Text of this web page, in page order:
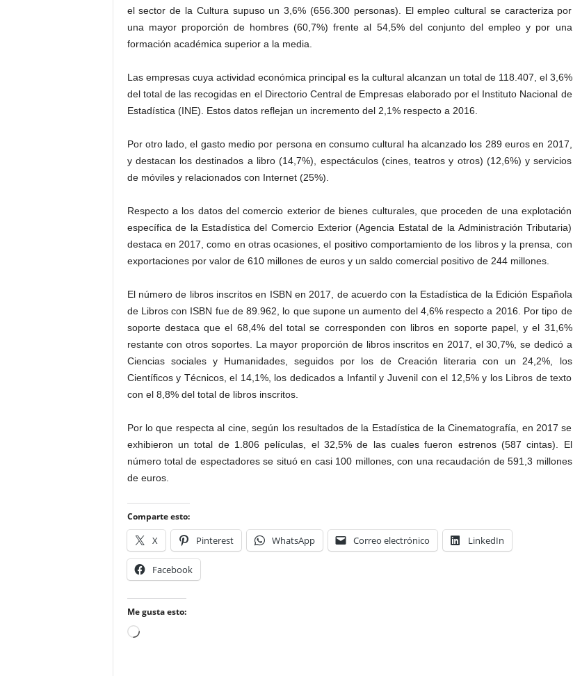
el sector de la Cultura supuso un 3,6% (656.300 personas). El empleo cultural se caracteriza por
una mayor proporción de hombres (60,7%) frente al 54,5% del conjunto del empleo y por una
formación académica superior a la media.
Las empresas cuya actividad económica principal es la cultural alcanzan un total de 118.407, el 3,6%
del total de las recogidas en el Directorio Central de Empresas elaborado por el Instituto Nacional de
Estadística (INE). Estos datos reflejan un incremento del 2,1% respecto a 2016.
Por otro lado, el gasto medio por persona en consumo cultural ha alcanzado los 289 euros en 2017,
y destacan los destinados a libro (14,7%), espectáculos (cines, teatros y otros) (12,6%) y servicios
de móviles y relacionados con Internet (25%).
Respecto a los datos del comercio exterior de bienes culturales, que proceden de una explotación
específica de la Estadística del Comercio Exterior (Agencia Estatal de la Administración Tributaria)
destaca en 2017, como en otras ocasiones, el positivo comportamiento de los libros y la prensa, con
exportaciones por valor de 610 millones de euros y un saldo comercial positivo de 244 millones.
El número de libros inscritos en ISBN en 2017, de acuerdo con la Estadística de la Edición Española
de Libros con ISBN fue de 89.962, lo que supone un aumento del 4,6% respecto a 2016. Por tipo de
soporte destaca que el 68,4% del total se corresponden con libros en soporte papel, y el 31,6%
restante con otros soportes. La mayor proporción de libros inscritos en 2017, el 30,7%, se dedicó a
Ciencias sociales y Humanidades, seguidos por los de Creación literaria con un 24,2%, los
Científicos y Técnicos, el 14,1%, los dedicados a Infantil y Juvenil con el 12,5% y los Libros de texto
con el 8,8% del total de libros inscritos.
Por lo que respecta al cine, según los resultados de la Estadística de la Cinematografía, en 2017 se
exhibieron un total de 1.806 películas, el 32,5% de las cuales fueron estrenos (587 cintas). El
número total de espectadores se situó en casi 100 millones, con una recaudación de 591,3 millones
de euros.
Comparte esto:
X Pinterest WhatsApp Correo electrónico LinkedIn
Facebook
Me gusta esto:
Cargando...